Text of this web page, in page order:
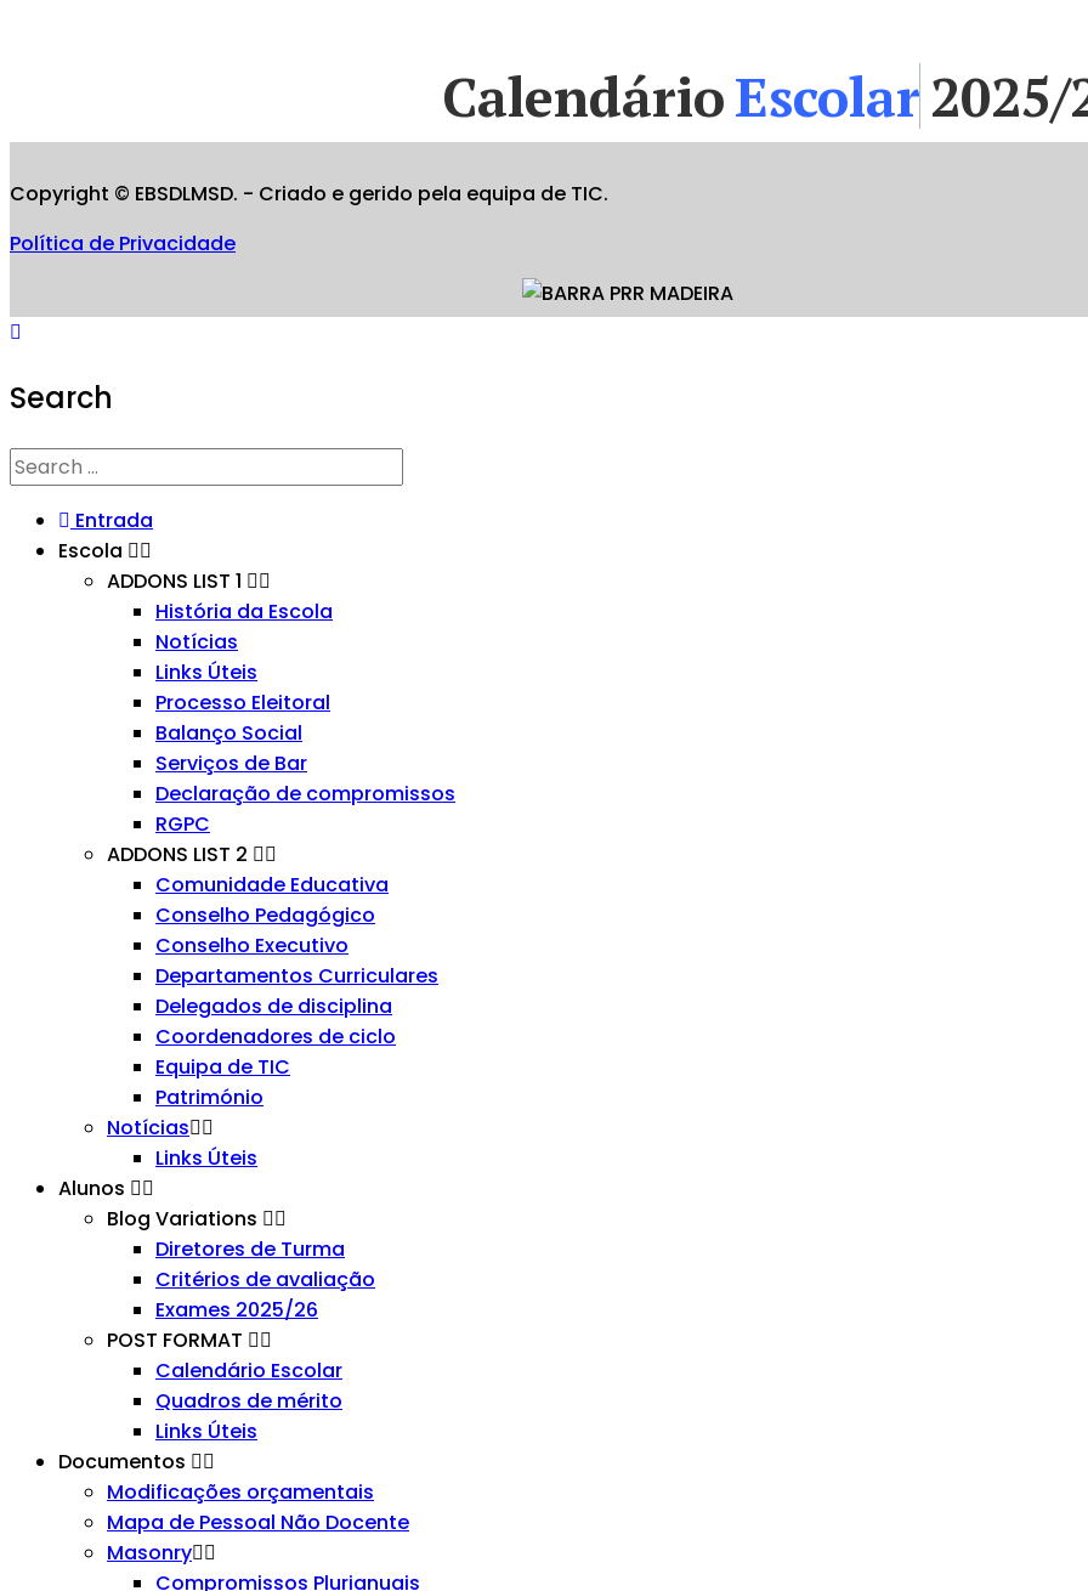
CalendárioEscolar2025/
Copyright © EBSDLMSD. - Criado e gerido pela equipa de TIC.
Política de Privacidade
Search
Entrada
Escola
ADDONS LIST 1
História da Escola
Notícias
Links Úteis
Processo Eleitoral
Balanço Social
Serviços de Bar
Declaração de compromissos
RGPC
ADDONS LIST 2
Comunidade Educativa
Conselho Pedagógico
Conselho Executivo
Departamentos Curriculares
Delegados de disciplina
Coordenadores de ciclo
Equipa de TIC
Património
Notícias
Links Úteis
Alunos
Blog Variations
Diretores de Turma
Critérios de avaliação
Exames 2025/26
POST FORMAT
Calendário Escolar
Quadros de mérito
Links Úteis
Documentos
Modificações orçamentais
Mapa de Pessoal Não Docente
Masonry
Compromissos Plurianuais